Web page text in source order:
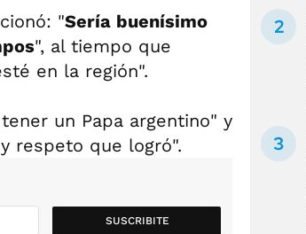
"Sería buenísimo
", al tiempo que
en la región".
un Papa argentino" y
respeto que logró".
SUSCRIBITE